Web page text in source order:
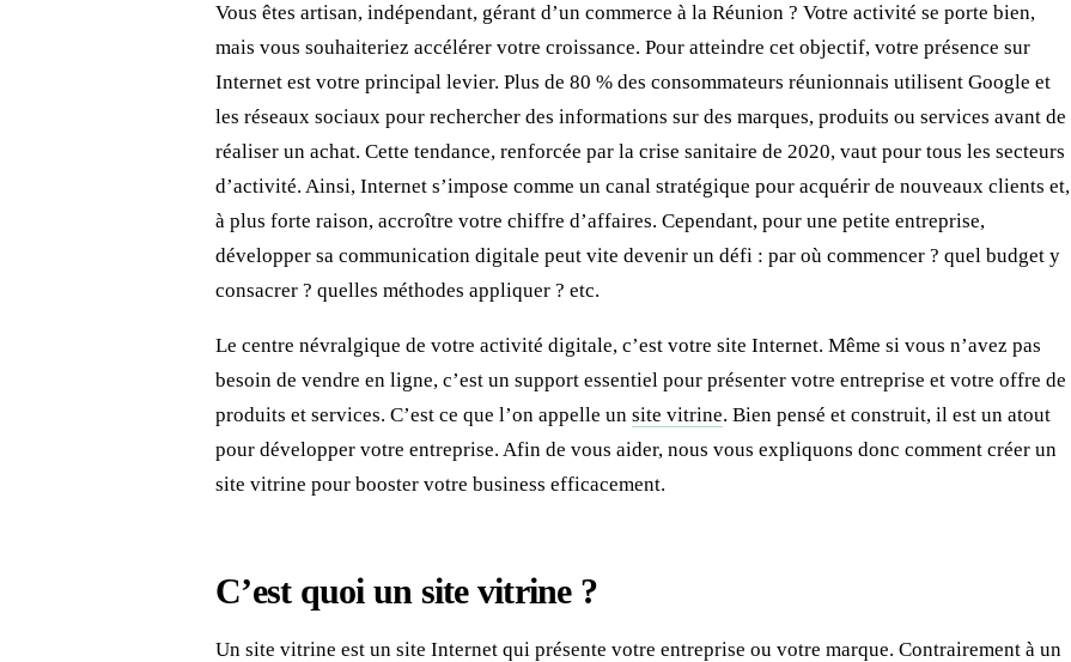
Vous êtes artisan, indépendant, gérant d’un commerce à la Réunion ? Votre activité se porte bien,
mais vous souhaiteriez accélérer votre croissance. Pour atteindre cet objectif, votre présence sur
Internet est votre principal levier. Plus de 80 % des consommateurs réunionnais utilisent Google et
les réseaux sociaux pour rechercher des informations sur des marques, produits ou services avant de
réaliser un achat. Cette tendance, renforcée par la crise sanitaire de 2020, vaut pour tous les secteurs
d’activité. Ainsi, Internet s’impose comme un canal stratégique pour acquérir de nouveaux clients et,
à plus forte raison, accroître votre chiffre d’affaires. Cependant, pour une petite entreprise,
développer sa communication digitale peut vite devenir un défi : par où commencer ? quel budget y
consacrer ? quelles méthodes appliquer ? etc.
Le centre névralgique de votre activité digitale, c’est votre site Internet. Même si vous n’avez pas
besoin de vendre en ligne, c’est un support essentiel pour présenter votre entreprise et votre offre de
produits et services. C’est ce que l’on appelle un site vitrine. Bien pensé et construit, il est un atout
pour développer votre entreprise. Afin de vous aider, nous vous expliquons donc comment créer un
site vitrine pour booster votre business efficacement.
C’est quoi un site vitrine ?
Un site vitrine est un site Internet qui présente votre entreprise ou votre marque. Contrairement à un